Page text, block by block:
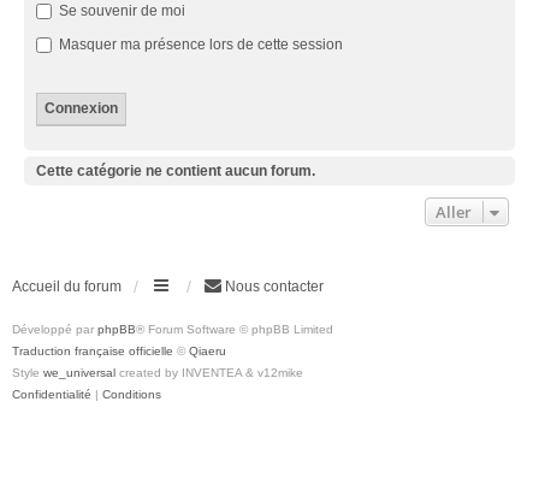
Se souvenir de moi
Masquer ma présence lors de cette session
Cette catégorie ne contient aucun forum.
Aller
Accueil du forum Nous contacter
Développé par phpBB® Forum Software © phpBB Limited
Traduction française officielle © Qiaeru
Style we_universal created by INVENTEA & v12mike
Confidentialité | Conditions